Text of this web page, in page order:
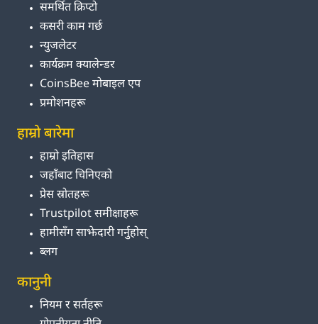
समर्थित क्रिप्टो
कसरी काम गर्छ
न्युजलेटर
कार्यक्रम क्यालेन्डर
CoinsBee मोबाइल एप
प्रमोशनहरू
हाम्रो बारेमा
हाम्रो इतिहास
जहाँबाट चिनिएको
प्रेस स्रोतहरू
Trustpilot समीक्षाहरू
हामीसँग साझेदारी गर्नुहोस्
ब्लग
कानुनी
नियम र सर्तहरू